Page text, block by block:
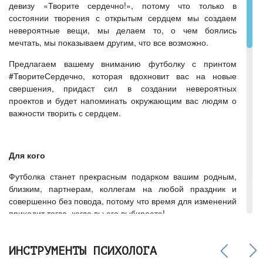
девизу «Творите сердечно!», потому что только в
состоянии творения с открытым сердцем мы создаем
невероятные вещи, мы делаем то, о чем боялись
мечтать, мы показываем другим, что все возможно.
Предлагаем вашему вниманию футболку с принтом
#ТворитеСердечно, которая вдохновит вас на новые
свершения, придаст сил в создании невероятных
проектов и будет напоминать окружающим вас людям о
важности творить с сердцем.
Для кого
Футболка станет прекрасным подарком вашим родным,
близким, партнерам, коллегам на любой праздник и
совершенно без повода, потому что время для изменений
приходит тогда, когда вы его выбираете!
ИНСТРУМЕНТЫ ПСИХОЛОГА